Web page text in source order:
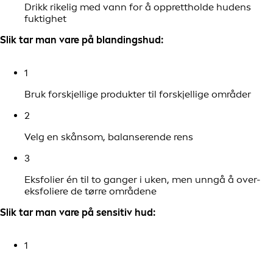
Drikk rikelig med vann for å opprettholde hudens
fuktighet
Slik tar man vare på blandingshud:
1
Bruk forskjellige produkter til forskjellige områder
2
Velg en skånsom, balanserende rens
3
Eksfolier én til to ganger i uken, men unngå å over-
eksfoliere de tørre områdene
Slik tar man vare på sensitiv hud:
1